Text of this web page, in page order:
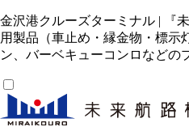
金沢港クルーズターミナル | 『
用製品（車止め・縁金物・標示
ン、バーベキューコンロなどの